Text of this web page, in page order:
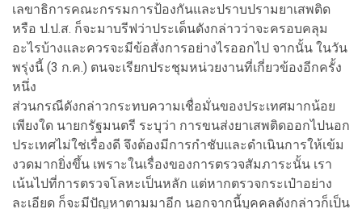
เลขาธิการคณะกรรมการป้องกันและปราบปรามยาเสพติด
หรือ ป.ป.ส. ก็จะมาบรีฟว่าประเด็นดังกล่าวว่าจะครอบคลุม
อะไรบ้างและควรจะมีข้อสั่งการอย่างไรออกไป จากนั้น ในวัน
พรุ่งนี้ (3 ก.ค.) ตนจะเรียกประชุมหน่วยงานที่เกี่ยวข้องอีกครั้ง
หนึ่ง
ส่วนกรณีดังกล่าวกระทบความเชื่อมั่นของประเทศมากน้อย
เพียงใด นายกรัฐมนตรี ระบุว่า การขนส่งยาเสพติดออกไปนอก
ประเทศไม่ใช่เรื่องดี จึงต้องมีการกำชับและดำเนินการให้เข้ม
งวดมากยิ่งขึ้น เพราะในเรื่องของการตรวจสัมภาระนั้น เรา
เน้นไปที่การตรวจโลหะเป็นหลัก แต่หากตรวจกระเป๋าอย่าง
ละเอียด ก็จะมีปัญหาตามมาอีก นอกจากนี้บุคคลดังกล่าวก็เป็น